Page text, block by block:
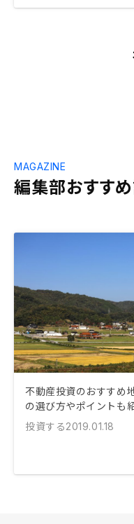
編集部おすす
MAGAZINE
不動産投資のおすすめ
の選び方やポイントも
投資する2019.01.18